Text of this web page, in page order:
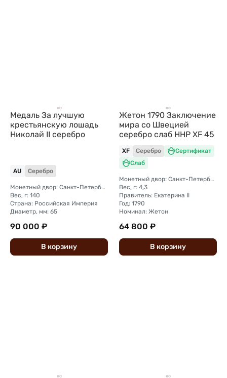
Медаль За лучшую
крестьянскую лошадь
Николай II серебро
AU Серебро
Монетный двор: Санкт-Петербургский
Вес, г: 140
Страна: Российская Империя
Диаметр, мм: 65
90 000 ₽
В корзину
Жетон 1790 Заключение
мира со Швецией
серебро слаб ННР XF 45
XF Серебро
Сертификат
Слаб
Монетный двор: Санкт-Петербургский монетный двор
Вес, г: 4,3
Правитель: Екатерина II
Год: 1790
Номинал: Жетон
64 800 ₽
В корзину